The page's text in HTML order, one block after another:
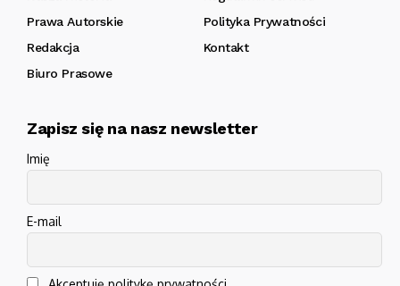
Prawa Autorskie
Polityka Prywatności
Redakcja
Kontakt
Biuro Prasowe
Zapisz się na nasz newsletter
Imię
E-mail